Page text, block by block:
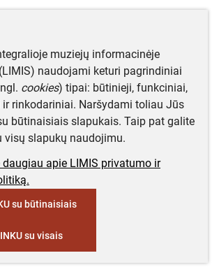
muziejų informacinėje
naudojami keturi pagrindiniai
cookies) tipai: būtinieji, funkciniai,
rinkodariniai. Naršydami toliau Jūs
būtinaisiais slapukais. Taip pat galite
visų slapukų naudojimu.
apie LIMIS privatumo ir
su būtinaisiais
su visais